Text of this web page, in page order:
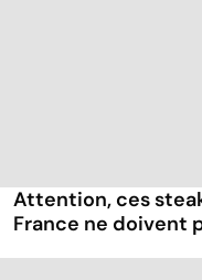
Attention, ces
France ne doivent